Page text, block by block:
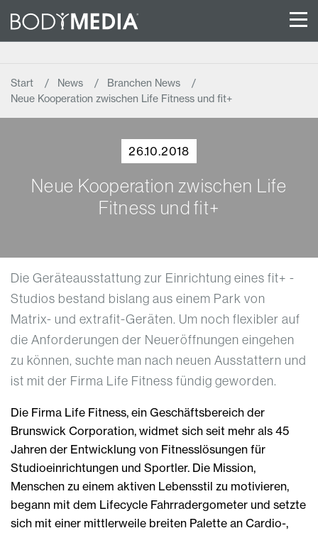
Start News
Branchen News
Neue Kooperation zwischen Life Fitness und fit+
26.10.2018
Neue Kooperation zwischen Life
Fitness und fit+
Die Geräteausstattung zur Einrichtung eines fit+ -
Studios bestand bislang aus einem Park von
Matrix- und extrafit-Geräten. Um noch flexibler auf
die Anforderungen der Neueröffnungen eingehen
zu können, suchte man nach neuen Ausstattern und
ist mit der Firma Life Fitness fündig geworden.
Die Firma Life Fitness, ein Geschäftsbereich der
Brunswick Corporation, widmet sich seit mehr als 45
Jahren der Entwicklung von Fitnesslösungen für
Studioeinrichtungen und Sportler. Die Mission,
Menschen zu einem aktiven Lebensstil zu motivieren,
begann mit dem Lifecycle Fahrradergometer und setzte
sich mit einer mittlerweile breiten Palette an Cardio-,